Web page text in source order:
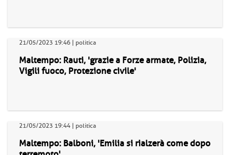
21/05/2023 19:46 | politica
Maltempo: Rauti, 'grazie a Forze armate, Polizia,
Vigili fuoco, Protezione civile'
21/05/2023 19:44 | politica
Maltempo: Balboni, 'Emilia si rialzerà come dopo